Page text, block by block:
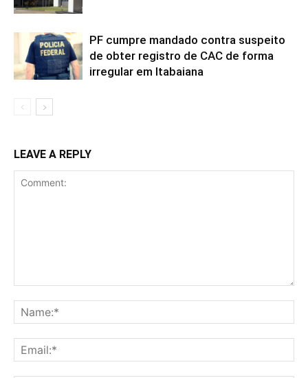
PF cumpre mandado contra suspeito
de obter registro de CAC de forma
irregular em Itabaiana
LEAVE A REPLY